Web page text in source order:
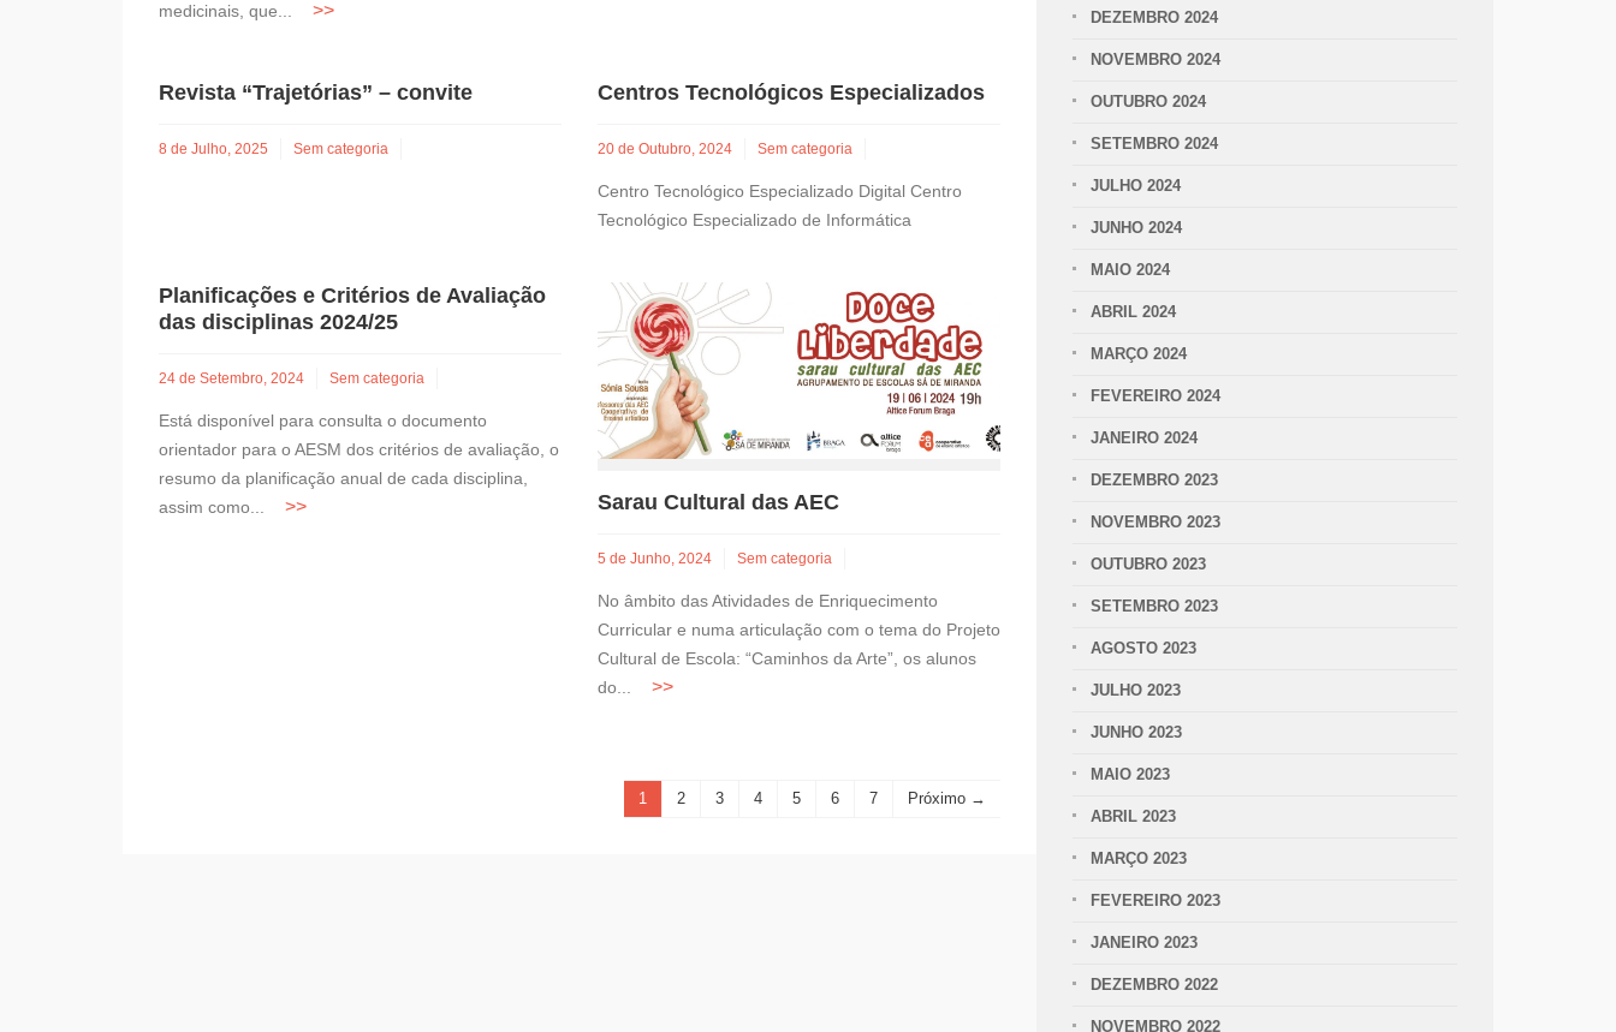
medicinais, que...
Revista “Trajetórias” – convite
8 de Julho, 2025 Sem categoria
Centros Tecnológicos Especializados
20 de Outubro, 2024 Sem categoria
Centro Tecnológico Especializado Digital Centro
Tecnológico Especializado de Informática
Planificações e Critérios de Avaliação
das disciplinas 2024/25
24 de Setembro, 2024 Sem categoria
Está disponível para consulta o documento
orientador para o AESM dos critérios de avaliação, o
resumo da planificação anual de cada disciplina,
assim como...
Sarau Cultural das AEC
5 de Junho, 2024 Sem categoria
No âmbito das Atividades de Enriquecimento
Curricular e numa articulação com o tema do Projeto
Cultural de Escola: “Caminhos da Arte”, os alunos
do...
1 2 3 4 5 6 7 Próximo →
DEZEMBRO 2024
NOVEMBRO 2024
OUTUBRO 2024
SETEMBRO 2024
JULHO 2024
JUNHO 2024
MAIO 2024
ABRIL 2024
MARÇO 2024
FEVEREIRO 2024
JANEIRO 2024
DEZEMBRO 2023
NOVEMBRO 2023
OUTUBRO 2023
SETEMBRO 2023
AGOSTO 2023
JULHO 2023
JUNHO 2023
MAIO 2023
ABRIL 2023
MARÇO 2023
FEVEREIRO 2023
JANEIRO 2023
DEZEMBRO 2022
NOVEMBRO 2022